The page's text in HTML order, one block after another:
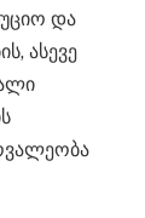
და
ასევე